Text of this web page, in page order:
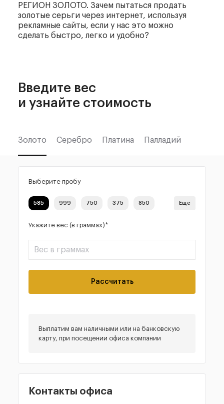
РЕГИОН ЗОЛОТО. Зачем пытаться продать
золотые серьги через интернет, используя
рекламные сайты, если у нас это можно
сделать быстро, легко и удобно?
Введите вес
и узнайте стоимость
Золото Серебро Платина Палладий
Выберите пробу
585 999 750 375 850 Ещё
Укажите вес (в граммах)*
Рассчитать
Выплатим вам наличными или на банковскую
карту, при посещении офиса компании
Контакты офиса